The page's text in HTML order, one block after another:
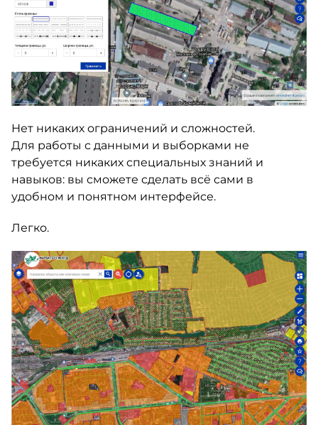
Нет никаких ограничений и сложностей.
Для работы с данными и выборками не
требуется никаких специальных знаний и
навыков: вы сможете сделать всё сами в
удобном и понятном интерфейсе.
Легко.